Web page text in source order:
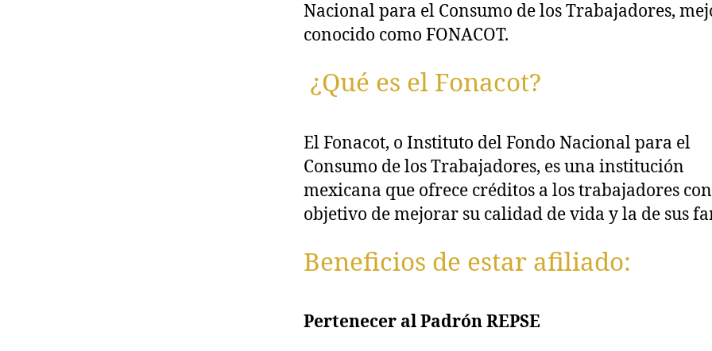
Nacional para el Consumo de los Trabajadores,
conocido como FONACOT.
¿Qué es el Fonacot?
El Fonacot, o Instituto del Fondo Nacional para el
Consumo de los Trabajadores, es una institución
mexicana que ofrece créditos a los trabajadores
objetivo de mejorar su calidad de vida y la de sus
Beneficios de estar afiliado:
Pertenecer al Padrón REPSE